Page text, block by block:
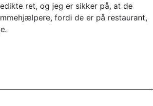
ret, og jeg er sikker på, at de
fordi de er på restaurant,